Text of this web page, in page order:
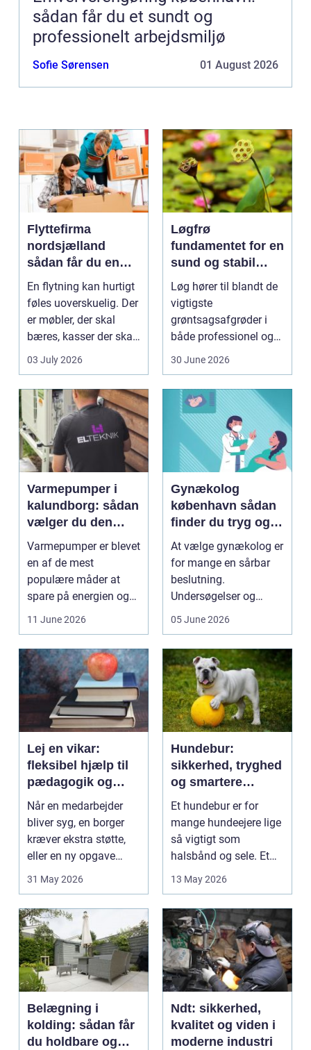
sådan får du et sundt og
professionelt arbejdsmiljø
Sofie Sørensen 01 August 2026
Flyttefirma
nordsjælland
sådan får du en
tryg og effektiv
flytning
En flytning kan hurtigt
føles uoverskuelig. Der
er møbler, der skal
bæres, kasser der skal
pakkes, o...
03 July 2026
Løgfrø
fundamentet for en
sund og stabil
løgavl
Løg hører til blandt de
vigtigste
grøntsagsafgrøder i
både professionel og
hobbybaseret
30 June 2026
Varmepumper i
kalundborg: sådan
vælger du den
rigtige løsning
Varmepumper er blevet
en af de mest
populære måder at
spare på energien og
få et bedre indeklima
11 June 2026
Gynækolog
københavn sådan
finder du tryg og
professionel hjælp
At vælge gynækolog er
for mange en sårbar
beslutning.
Undersøgelser og
behandlinger foregår i
05 June 2026
Lej en vikar:
fleksibel hjælp til
pædagogik og
sundhed
Når en medarbejder
bliver syg, en borger
kræver ekstra støtte,
eller en ny opgave
opstår fra dag til...
31 May 2026
Hundebur:
sikkerhed, tryghed
og smartere
hverdag med hund
Et hundebur er for
mange hundeejere lige
så vigtigt som
halsbånd og sele. Et
godt bur gi...
13 May 2026
Belægning i
kolding: sådan får
du holdbare og
Ndt: sikkerhed,
kvalitet og viden i
moderne industri